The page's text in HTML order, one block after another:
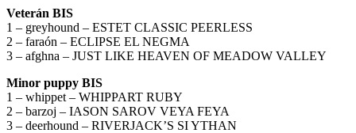
Veterán BIS
1 – greyhound – ESTET CLASSIC PEERLESS
2 – faraón – ECLIPSE EL NEGMA
3 – afghna – JUST LIKE HEAVEN OF MEADOW VALLEY
Minor puppy BIS
1 – whippet – WHIPPART RUBY
2 – barzoj – IASON SAROV VEYA FEYA
3 – deerhound – RIVERJACK’S SI YTHAN